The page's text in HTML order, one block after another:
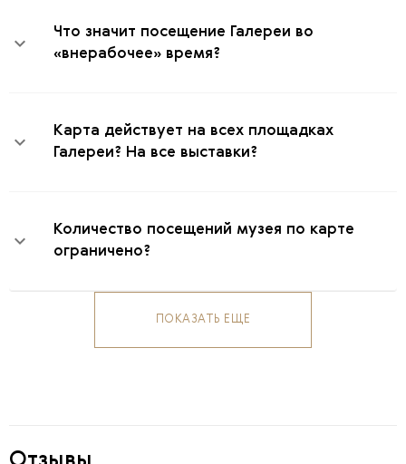
Что значит посещение Галереи во
«внерабочее» время?
Карта действует на всех площадках
Галереи? На все выставки?
Количество посещений музея по карте
ограничено?
ПОКАЗАТЬ ЕЩЕ